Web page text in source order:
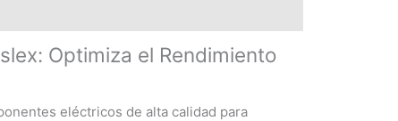
Optimiza el Rendimiento
eléctricos de alta calidad para